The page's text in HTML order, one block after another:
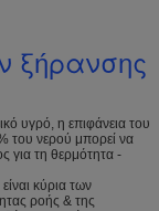
ξήρανσης
υγρό, η επιφάνεια του
του νερού μπορεί να
για τη θερμότητα -
κύρια των
ροής & της